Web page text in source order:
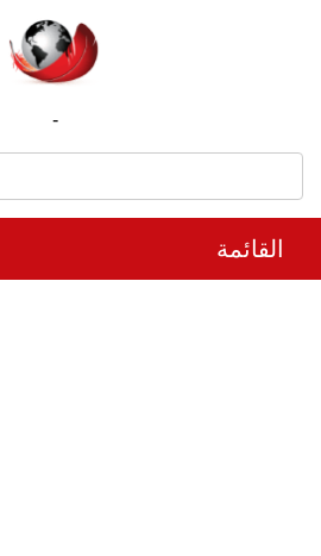
-
القائمة